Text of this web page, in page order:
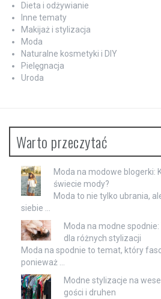
Dieta i odżywianie
Inne tematy
Makijaż i stylizacja
Moda
Naturalne kosmetyki i DIY
Pielęgnacja
Uroda
Warto przeczytać
Moda na modowe blogerki:
świecie mody?
Moda to nie tylko ubrania,
siebie …
Moda na modne
dla różnych stylizacji
Moda na spodnie to temat, który
ponieważ …
Modne stylizacje na
gości i druhen